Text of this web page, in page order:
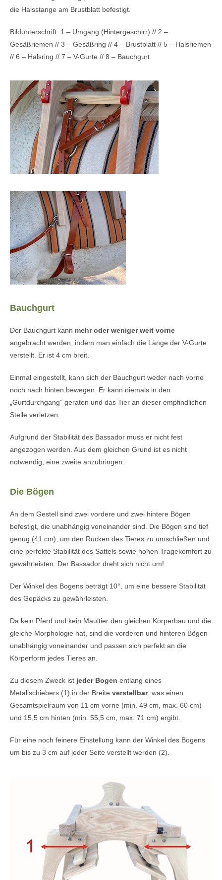
die Halsstange am Brustblatt befestigt.
Bildunterschrift: 1 – Umgang (Hintergeschirr) // 2 –
Gesäßriemen // 3 – Gesäßring // 4 – Brustblatt // 5 – Halsriemen
// 6 – Halsring // 7 – V-Gurte // 8 – Bauchgurt
Bauchgurt
Der Bauchgurt kann mehr oder weniger weit vorne
angebracht werden, indem man einfach die Länge der V-Gurte
verstellt. Er ist 4 cm breit.
Einmal eingestellt, kann sich der Bauchgurt weder nach vorne
noch nach hinten bewegen. Er kann niemals in den
„Gurtdurchgang” geraten und das Tier an dieser empfindlichen
Stelle verletzen.
Aufgrund der Stabilität des Bassador muss er nicht fest
angezogen werden. Aus dem gleichen Grund ist es nicht
notwendig, eine zweite anzubringen.
Die Bögen
An dem Gestell sind zwei vordere und zwei hintere Bögen
befestigt, die unabhängig voneinander sind. Die Bögen sind tief
genug (41 cm), um den Rücken des Tieres zu umschließen und
eine perfekte Stabilität des Sattels sowie hohen Tragekomfort zu
gewährleisten. Der Bassador dreht sich nicht um!
Der Winkel des Bogens beträgt 10°, um eine bessere Stabilität
des Gepäcks zu gewährleisten.
Da kein Pferd und kein Maultier den gleichen Körperbau und die
gleiche Morphologie hat, sind die vorderen und hinteren Bögen
unabhängig voneinander und passen sich perfekt an die
Körperform jedes Tieres an.
Zu diesem Zweck ist jeder Bogen entlang eines
Metallschiebers (1) in der Breite verstellbar, was einen
Gesamtspielraum von 11 cm vorne (min. 49 cm, max. 60 cm)
und 15,5 cm hinten (min. 55,5 cm, max. 71 cm) ergibt.
Für eine noch feinere Einstellung kann der Winkel des Bogens
um bis zu 3 cm auf jeder Seite verstellt werden (2).